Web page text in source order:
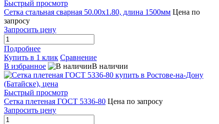
Быстрый просмотр
Сетка стальная сварная 50.00x1.80, длина 1500мм Цена по
запросу
Запросить цену
Подробнее
Купить в 1 клик Сравнение
В избранное
В наличии
Быстрый просмотр
Сетка плетеная ГОСТ 5336-80 Цена по запросу
Запросить цену